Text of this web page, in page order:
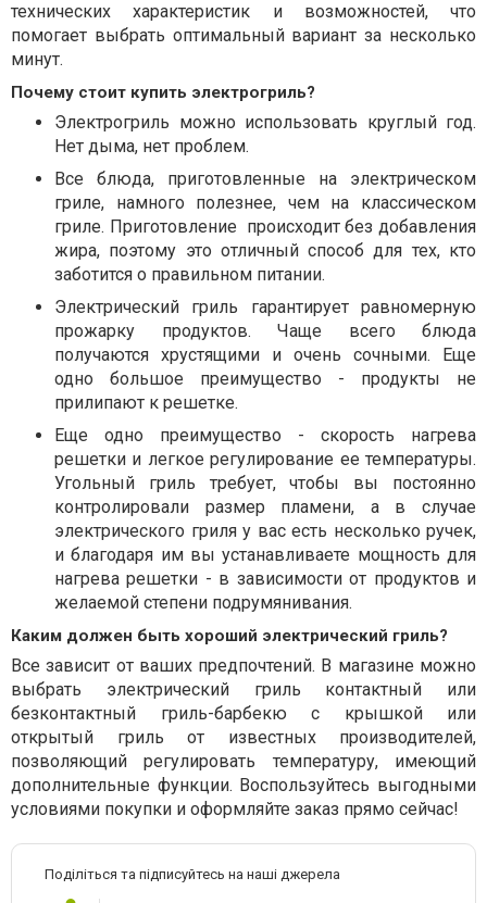
технических характеристик и возможностей, что
помогает выбрать оптимальный вариант за несколько
минут.
Почему стоит купить электрогриль?
Электрогриль можно использовать круглый год.
Нет дыма, нет проблем.
Все блюда, приготовленные на электрическом
гриле, намного полезнее, чем на классическом
гриле. Приготовление происходит без добавления
жира, поэтому это отличный способ для тех, кто
заботится о правильном питании.
Электрический гриль гарантирует равномерную
прожарку продуктов. Чаще всего блюда
получаются хрустящими и очень сочными. Еще
одно большое преимущество - продукты не
прилипают к решетке.
Еще одно преимущество - скорость нагрева
решетки и легкое регулирование ее температуры.
Угольный гриль требует, чтобы вы постоянно
контролировали размер пламени, а в случае
электрического гриля у вас есть несколько ручек,
и благодаря им вы устанавливаете мощность для
нагрева решетки - в зависимости от продуктов и
желаемой степени подрумянивания.
Каким должен быть хороший электрический гриль?
Все зависит от ваших предпочтений. В магазине можно
выбрать электрический гриль контактный или
безконтактный гриль-барбекю с крышкой или
открытый гриль от известных производителей,
позволяющий регулировать температуру, имеющий
дополнительные функции. Воспользуйтесь выгодными
условиями покупки и оформляйте заказ прямо сейчас!
Поділіться та підписуйтесь на наші джерела